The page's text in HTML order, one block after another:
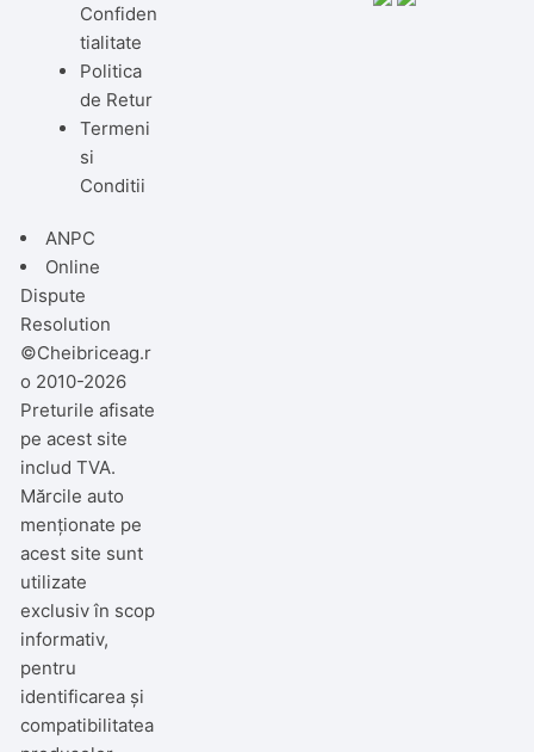
Confiden
tialitate
Politica
de Retur
Termeni
si
Conditii
ANPC
Online
Dispute
Resolution
©Cheibriceag.r
o 2010-2026
Preturile afisate
pe acest site
includ TVA.
Mărcile auto
menționate pe
acest site sunt
utilizate
exclusiv în scop
informativ,
pentru
identificarea și
compatibilitatea